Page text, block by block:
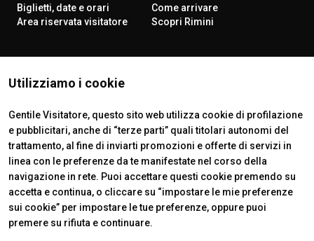
Utilizziamo i cookie
Gentile Visitatore, questo sito web utilizza cookie di profilazione
e pubblicitari, anche di “terze parti” quali titolari autonomi del
trattamento, al fine di inviarti promozioni e offerte di servizi in
linea con le preferenze da te manifestate nel corso della
navigazione in rete. Puoi accettare questi cookie premendo su
accetta e continua, o cliccare su “impostare le mie preferenze
sui cookie” per impostare le tue preferenze, oppure puoi
premere su rifiuta e continuare.
Biglietti, date e orari
Area riservata visitatore
Come arrivare
Scopri Rimini
ISTITUTI CERTIFICATORI